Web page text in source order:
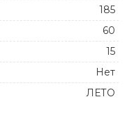
185
60
15
Нет
ЛЕТО